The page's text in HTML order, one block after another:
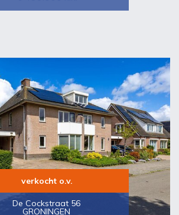
verkocht o.v.
De Cockstraat 56
GRONINGEN